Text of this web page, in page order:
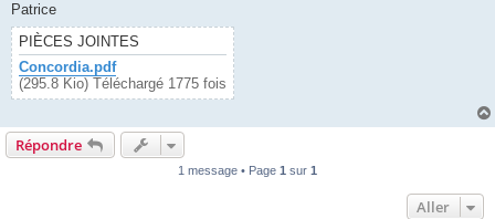
Patrice
PIÈCES JOINTES
Concordia.pdf
(295.8 Kio) Téléchargé 1775 fois
Répondre
1 message • Page 1 sur 1
Aller